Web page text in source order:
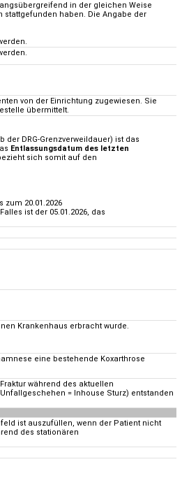
in der gleichen Weise
haben. Die Angabe der
von der Einrichtung zugewiesen. Sie
übermittelt.
DRG-Grenzverweildauer) ist das
Entlassungsdatum des letzten
sich somit auf den
zum 20.01.2026
ist der 05.01.2026, das
Krankenhaus erbracht wurde.
eine bestehende Koxarthrose
während des aktuellen
= Inhouse Sturz) entstanden
ist auszufüllen, wenn der Patient nicht
des stationären